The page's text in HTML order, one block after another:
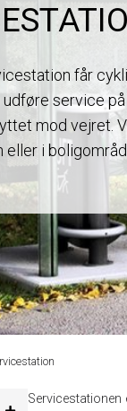
får
service
mod vejret.
eller i
Servicestationen